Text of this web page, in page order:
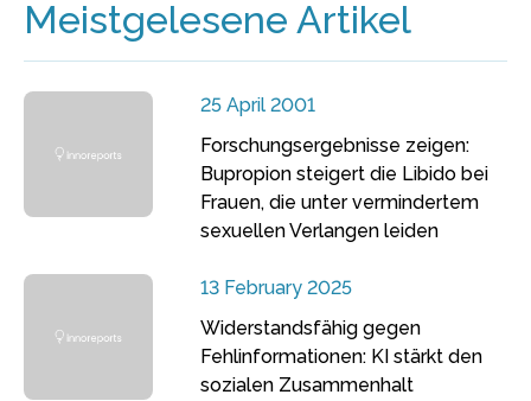
Meistgelesene Artikel
25 April 2001
Forschungsergebnisse zeigen:
Bupropion steigert die Libido bei
Frauen, die unter vermindertem
sexuellen Verlangen leiden
13 February 2025
Widerstandsfähig gegen
Fehlinformationen: KI stärkt den
sozialen Zusammenhalt